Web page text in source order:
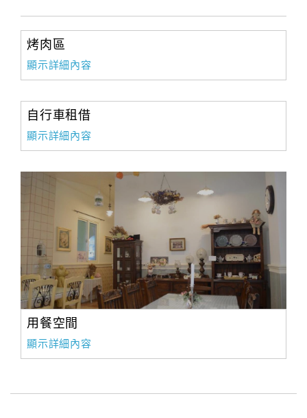
烤肉區
顯示詳細內容
自行車租借
顯示詳細內容
用餐空間
顯示詳細內容